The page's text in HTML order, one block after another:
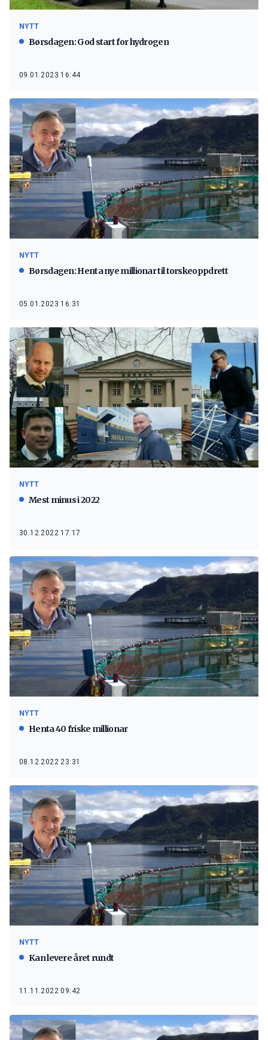
NYTT
Børsdagen: God start for hydrogen
09.01.2023 16:44
NYTT
Børsdagen: Henta nye millionar til torskeoppdrett
05.01.2023 16:31
NYTT
Mest minus i 2022
30.12.2022 17:17
NYTT
Henta 40 friske millionar
08.12.2022 23:31
NYTT
Kan levere året rundt
11.11.2022 09:42